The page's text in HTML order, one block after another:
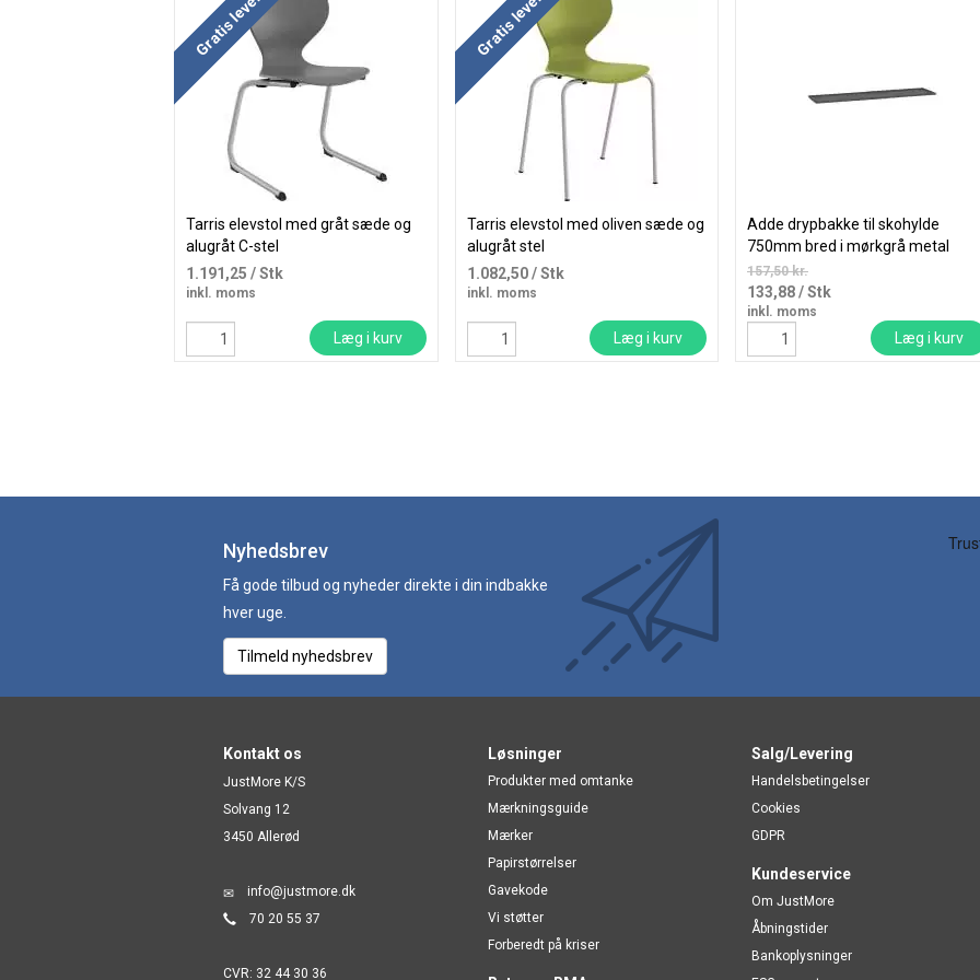
Tarris elevstol med gråt sæde og
alugråt C-stel
1.191,25 / Stk
inkl. moms
Læg i kurv
Tarris elevstol med oliven sæde og
alugråt stel
1.082,50/ Stk
inkl. moms
Læg i kurv
Adde drypbakke til skohylde
750mm bred i mørkgrå metal
157,50 kr.
133,88/ Stk
inkl. moms
Læg i kurv
Nyhedsbrev
Få gode tilbud og nyheder direkte i din indbakke
hver uge.
Tilmeld nyhedsbrev
Kontakt os
JustMore K/S
Solvang 12
3450 Allerød
info@justmore.dk
70 20 55 37
CVR: 32 44 30 36
Løsninger
Produkter med omtanke
Mærkningsguide
Mærker
Papirstørrelser
Gavekode
Vi støtter
Forberedt på kriser
Salg/Levering
Handelsbetingelser
Cookies
GDPR
Kundeservice
Om JustMore
Åbningstider
Bankoplysninger